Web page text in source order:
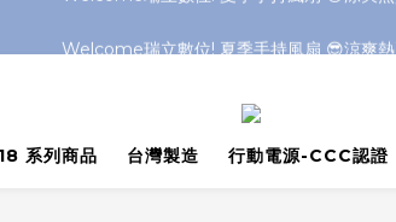
系列商品 台灣製造 行動電源-CCC認證